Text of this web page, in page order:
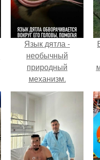
Язык дятла -
необычный
природный
механизм.